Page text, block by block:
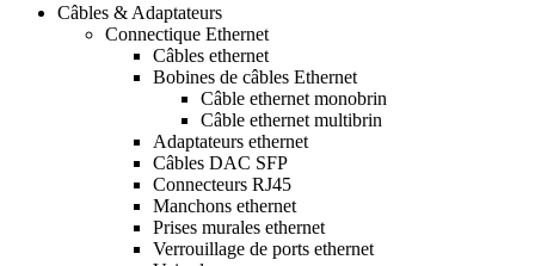
Câbles & Adaptateurs
Connectique Ethernet
Câbles ethernet
Bobines de câbles Ethernet
Câble ethernet monobrin
Câble ethernet multibrin
Adaptateurs ethernet
Câbles DAC SFP
Connecteurs RJ45
Manchons ethernet
Prises murales ethernet
Verrouillage de ports ethernet